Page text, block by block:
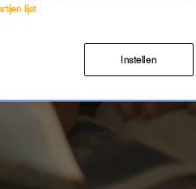
lijst
Instellen